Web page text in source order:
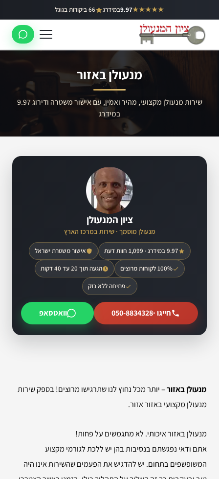
לתוכן
★★★★★
9.97במידרג 66 ביקורות בגוגל באר יעקב
ראשון לציון
רמלה
מנעולן באזור
שירות מנעולן מקצועי, מהיר ואמין, עם אישור משטרה ודירוג 9.97
במידרג
ציון המנעולן
מנעולן מוסמך · שירות במרכז הארץ
9.97 במידרג · 1,099 חוות דעת אישור משטרת ישראל
100% לקוחות מרוצים הגעה תוך 20 עד 40 דקות
פתיחה ללא נזק
חייגו ·050-8834328 וואטסאפ
מנעולן באזור– יותר מכל נחוץ לנו שתרגישו מרוצים! בספק שירות
מנעולן מקצועי באזור אזור.
מנעולן באזור איכותי. לא מתגמשים על פחות!
אתם ודאי נפגשתם בנסיבות בהן יש ללכת לגורמי מקצוע
המשופשפים בתחום. יש להדגיש את הפעמים שהשירות אינו היה